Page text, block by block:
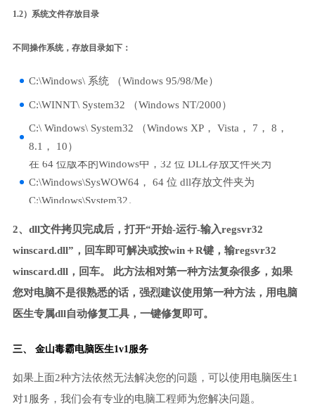
1.2）系统文件存放目录
不同操作系统，存放目录如下：
C:\Windows\ 系统 （Windows 95/98/Me）
C:\WINNT\ System32 （Windows NT/2000）
C:\ Windows\ System32 （Windows XP， Vista， 7， 8，
8.1， 10）
在 64 位版本的Windows中，32 位 DLL存放文件夹为
C:\Windows\SysWOW64， 64 位 dll存放文件夹为
C:\Windows\System32。
2、dll文件拷贝完成后，打开“开始-运行-输入regsvr32
winscard.dll”，回车即可解决或按win＋R键，输regsvr32
winscard.dll，回车。 此方法相对第一种方法复杂很多，如果
您对电脑不是很熟悉的话，强烈建议使用第一种方法，用电脑
医生专属dll自动修复工具，一键修复即可。
三、 金山毒霸电脑医生1v1服务
如果上面2种方法依然无法解决您的问题，可以使用电脑医生1
对1服务，我们会有专业的电脑工程师为您解决问题。